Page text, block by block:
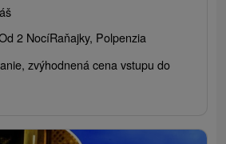
2 NocíRaňajky, Polpenzia
zvýhodnená cena vstupu do